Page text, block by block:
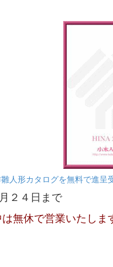
人形カタログを無料で進呈
２４日まで
無休で営業いたしま